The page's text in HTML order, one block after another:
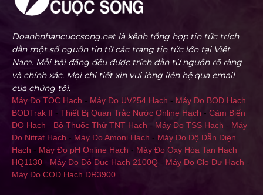
Doanhnhancuocsong.net là kênh tổng hợp tin tức trích
dẫn một số nguồn tin từ các trang tin tức lớn tại Việt
Nam. Mỗi bài đăng đều được trích dẫn từ nguồn rõ ràng
và chính xác. Mọi chi tiết xin vui lòng liên hệ qua email
của chúng tôi.
Máy Đo TOC Hach - Máy Đo UV254 Hach - Máy Đo BOD Hach
BODTrak II - Thiết Bị Quan Trắc Nước Online Hach - Cảm Biến
DO Hach - Bộ Thuốc Thử TNT Hach - Máy Đo TSS Hach - Máy
Đo Nitrat Hach - Máy Đo Amoni Hach - Máy Đo Độ Dẫn Điện
Hach - Máy Đo pH Online Hach - Máy Đo Oxy Hòa Tan Hach
HQ1130 - Máy Đo Độ Đục Hach 2100Q - Máy Đo Clo Dư Hach -
Máy Đo COD Hach DR3900